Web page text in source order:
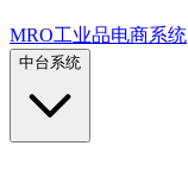
MRO工业品电商系统
中台系统